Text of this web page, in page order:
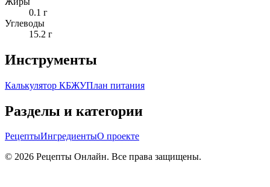
0.1 г
Углеводы
15.2 г
Инструменты
Калькулятор КБЖУПлан питания
Разделы и категории
РецептыИнгредиентыО проекте
© 2026 Рецепты Онлайн. Все права защищены.